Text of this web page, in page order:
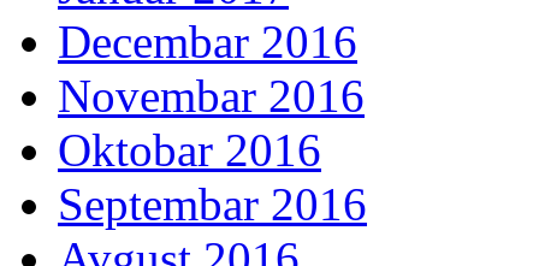
Decembar 2016
Novembar 2016
Oktobar 2016
Septembar 2016